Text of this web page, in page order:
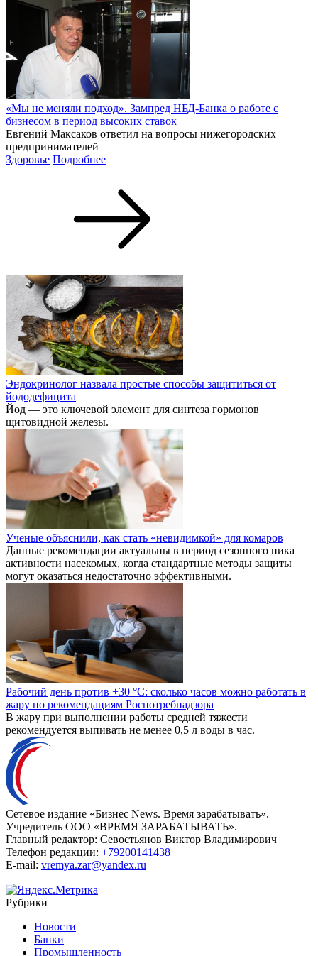
«Мы не меняли подход». Зампред НБД-Банка о работе с
бизнесом в период высоких ставок
Евгений Максаков ответил на вопросы нижегородских
предпринимателей
Здоровье Подробнее
Эндокринолог назвала простые способы защититься от
йододефицита
Йод — это ключевой элемент для синтеза гормонов
щитовидной железы.
Ученые объяснили, как стать «невидимкой» для комаров
Данные рекомендации актуальны в период сезонного пика
активности насекомых, когда стандартные методы защиты
могут оказаться недостаточно эффективными.
Рабочий день против +30 °C: сколько часов можно работать в
жару по рекомендациям Роспотребнадзора
В жару при выполнении работы средней тяжести
рекомендуется выпивать не менее 0,5 л воды в час.
Сетевое издание «Бизнес News. Время зарабатывать».
Учредитель ООО «ВРЕМЯ ЗАРАБАТЫВАТЬ».
Главный редактор: Севостьянов Виктор Владимирович
Телефон редакции: +79200141438
E-mail: vremya.zar@yandex.ru
Рубрики
Новости
Банки
Промышленность